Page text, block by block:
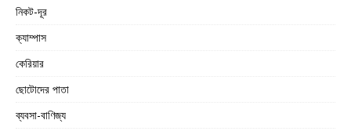
নিকট-দূর
ক্যাম্পাস
কেরিয়ার
ছোটোদের পাতা
ব্যবসা-বাণিজ্য